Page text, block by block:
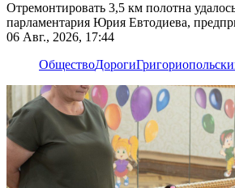
Отремонтировать 3,5 км полотна
парламентария Юрия Евтодиева,
жителей
06 Авг., 2026, 17:44
ОбществоДороги